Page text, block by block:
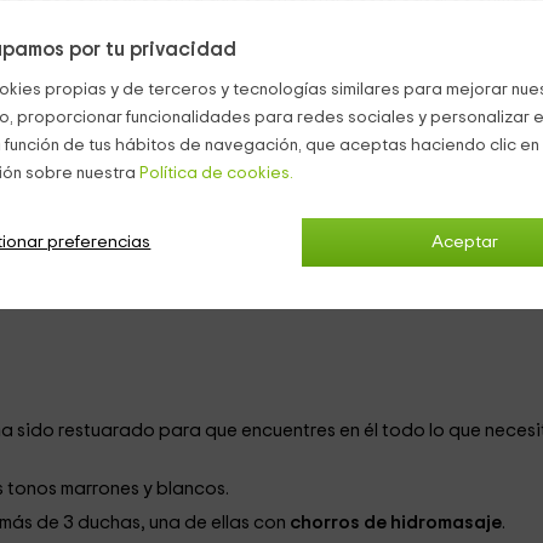
por tu privacidad
propias y de terceros y tecnologías similares para mejorar
proporcionar funcionalidades para redes sociales y personalizar
de tus hábitos de navegación, que aceptas haciendo clic
sobre nuestra Política de cookies.
Aceptar
preferencias
cuenta se dividen así:
sido restuarado para que encuentres en él todo lo que
tonos marrones y blancos.
de 3 duchas, una de ellas con chorros de hidromasaje.